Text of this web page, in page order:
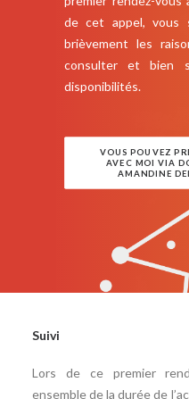
de cet appel, vous
brièvement les
consulter et bien
disponibilités.
VOUS POUVEZ
AVEC MOI VIA
AMANDINE
Suivi
Lors de ce premier
ensemble de la durée de